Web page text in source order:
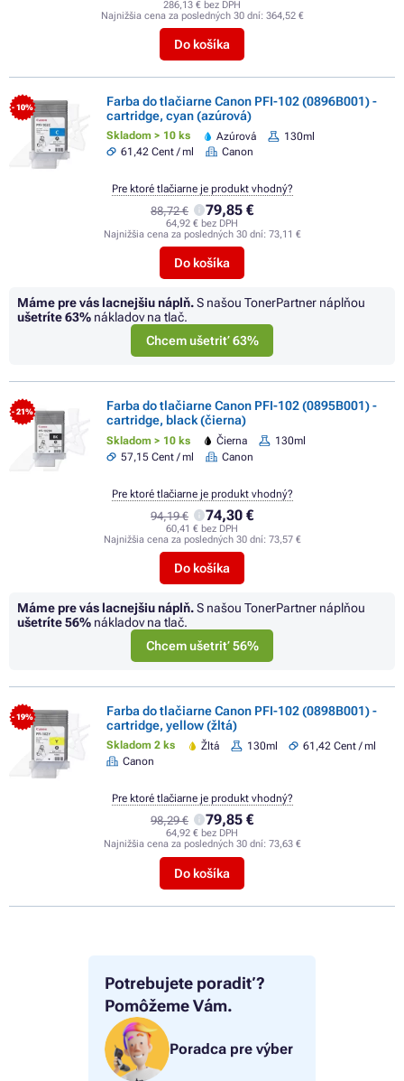
Potrebujete poradiť?
Pomôžeme Vám.
Poradca pre výber
286,13 € bez DPH
Najnižšia cena za posledných 30 dní: 364,52 €
Do košíka
- 10%
Farba do tlačiarne Canon PFI-102 (0896B001) -
cartridge, cyan (azúrová)
Skladom > 10 ks Azúrová
130ml
61,42 Cent / ml
Canon
88,72 € 79,85 €
64,92 € bez DPH
Najnižšia cena za posledných 30 dní: 73,11 €
Do košíka
Pre ktoré tlačiarne je produkt vhodný?
Máme pre vás lacnejšiu náplň.S našou TonerPartner náplňou
ušetríte63% nákladov na tlač.
Chcem ušetriť 63%
- 21%
Farba do tlačiarne Canon PFI-102 (0895B001) -
cartridge, black (čierna)
Skladom > 10 ks Čierna
130ml
57,15 Cent / ml
Canon
94,19 € 74,30 €
60,41 € bez DPH
Najnižšia cena za posledných 30 dní: 73,57 €
Do košíka
Pre ktoré tlačiarne je produkt vhodný?
Máme pre vás lacnejšiu náplň.S našou TonerPartner náplňou
ušetríte56% nákladov na tlač.
Chcem ušetriť 56%
- 19%
Farba do tlačiarne Canon PFI-102 (0898B001) -
cartridge, yellow (žltá)
Skladom 2 ks Žltá 130ml
61,42 Cent / ml
Canon
98,29 € 79,85 €
64,92 € bez DPH
Najnižšia cena za posledných 30 dní: 73,63 €
Do košíka
Pre ktoré tlačiarne je produkt vhodný?